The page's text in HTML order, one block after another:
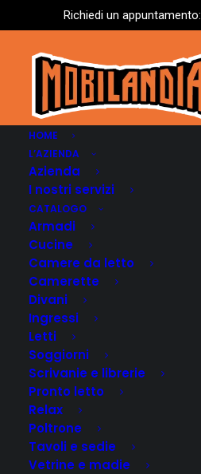
Richiedi un appuntamento:
HOME
L’AZIENDA
Azienda
I nostri servizi
CATALOGO
Armadi
Cucine
Camere da letto
Camerette
Divani
Ingressi
Letti
Soggiorni
Scrivanie e librerie
Pronto letto
Relax
Poltrone
Tavoli e sedie
Vetrine e madie